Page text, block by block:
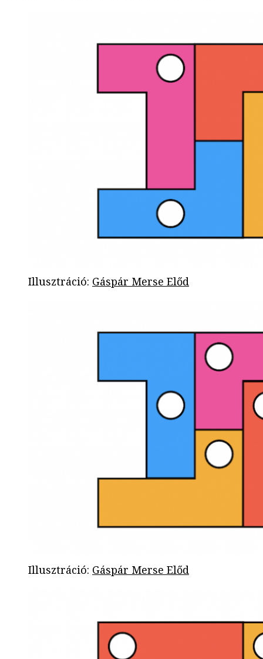
Illusztráció: Gáspár Merse Előd
Illusztráció: Gáspár Merse Előd